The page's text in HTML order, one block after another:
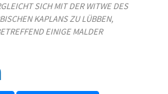
SICH MIT DER WITWE DES E
KAPLANS ZU LÜBBEN, L
EINIGE MALDER K